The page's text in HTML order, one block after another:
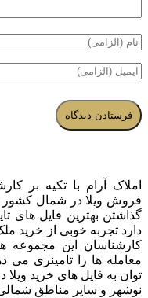
املاک آرام با تکیه بر
فروش ویلا در شمال کشور
گذاشتن بهترین فایل های
دارد تجربه خوبی از خرید
کارشناسان این مجموعه
معامله ها را تامینری می
توان به فایل های خرید ویلا
نوشهر و سایر مناطق